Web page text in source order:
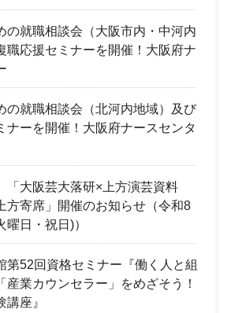
の就職相談会（大阪市内・中河内
職応援セミナーを開催！大阪府ナ
の就職相談会（北河内地域）及び
ナーを開催！大阪府ナースセンタ
「大阪芸大落研×上方演芸資料
寄席」開催のお知らせ（令和8
曜日・祝日)）
第52回資格セミナー『働く人と組
産業カウンセラー」をめざそう！
講座』